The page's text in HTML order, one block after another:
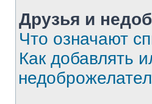
Друзья и
Что означают
Как добавлять